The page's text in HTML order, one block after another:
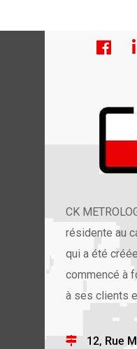
CK
résidente au
qui a été
commencé à
à ses clients
12, Rue